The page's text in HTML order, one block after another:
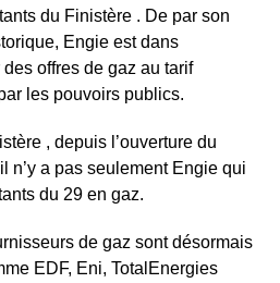
du Finistère . De par son
Engie est dans
des offres de gaz au tarif
les pouvoirs publics.
, depuis l’ouverture du
n’y a pas seulement Engie qui
du 29 en gaz.
de gaz sont désormais
EDF, Eni, TotalEnergies